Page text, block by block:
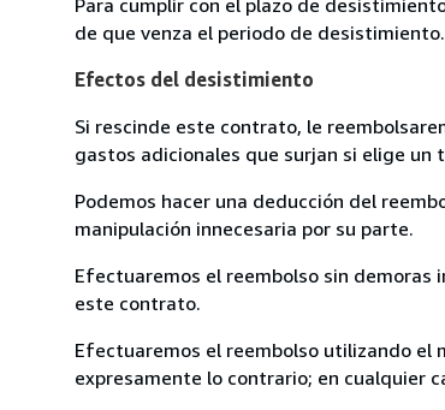
de que venza el periodo de desistimiento.
Efectos del desistimiento
Si rescinde este contrato, le
gastos adicionales que surjan si elige un
Podemos hacer una deducción del
manipulación innecesaria por su parte.
Efectuaremos el reembolso sin demoras
este contrato.
Efectuaremos el reembolso utilizando el
expresamente lo contrario; en cualquier